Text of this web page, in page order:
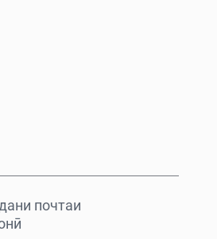
почтаи